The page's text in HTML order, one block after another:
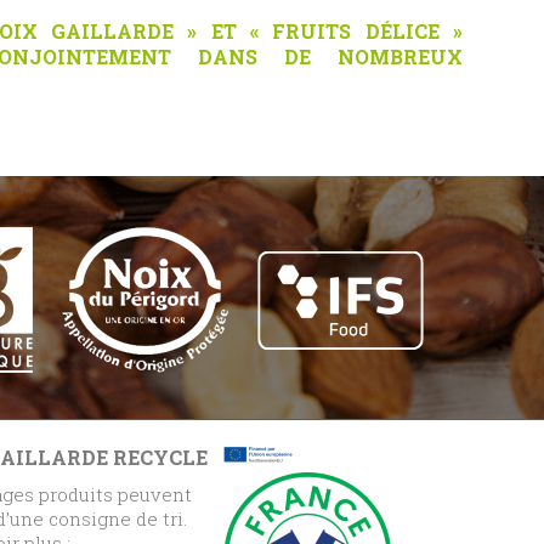
GAILLARDE » ET « FRUITS DÉLICE »
DANS DE NOMBREUX
RECYCLE
produits peuvent
consigne de tri.